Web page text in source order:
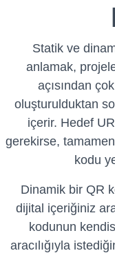
Statik ve
anlamak,
açısından
oluşturulduktan
içerir. Hedef
gerekirse,
kodu
Dinamik bir QR
dijital içeriğiniz
kodunun
aracılığıyla